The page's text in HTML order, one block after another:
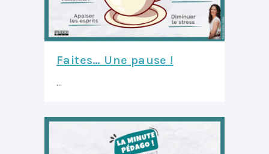
Faites… Une pause !
...